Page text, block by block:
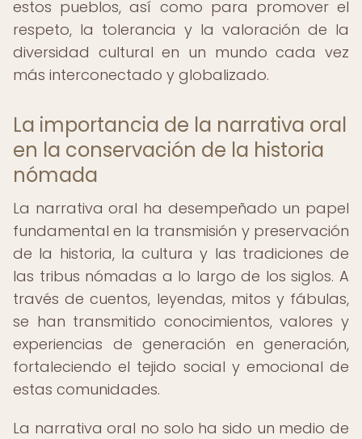
estos pueblos, así como para promover el
respeto, la tolerancia y la valoración de la
diversidad cultural en un mundo cada vez
más interconectado y globalizado.
La importancia de la narrativa oral
en la conservación de la historia
nómada
La narrativa oral ha desempeñado un papel
fundamental en la transmisión y preservación
de la historia, la cultura y las tradiciones de
las tribus nómadas a lo largo de los siglos. A
través de cuentos, leyendas, mitos y fábulas,
se han transmitido conocimientos, valores y
experiencias de generación en generación,
fortaleciendo el tejido social y emocional de
estas comunidades.
La narrativa oral no solo ha sido un medio de